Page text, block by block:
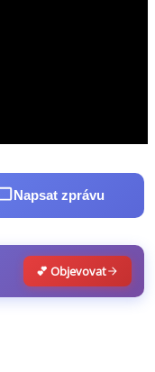
Napsat zprávu
💕 Objevovat